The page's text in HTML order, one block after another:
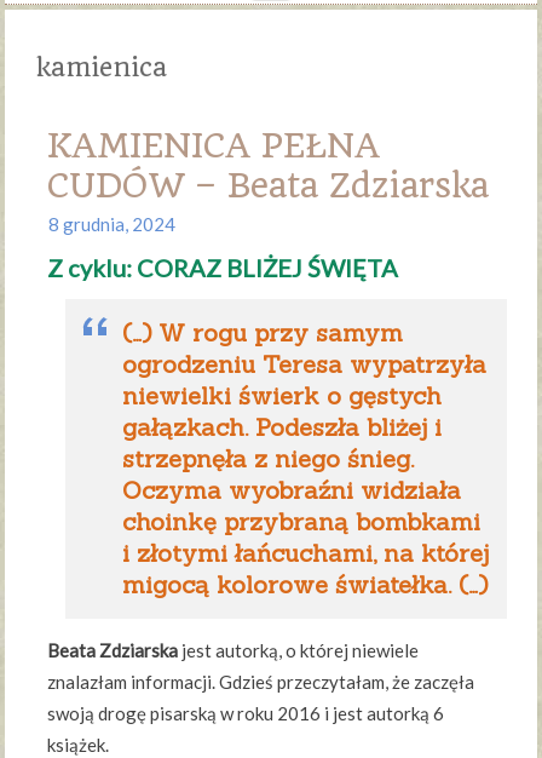
kamienica
KAMIENICA PEŁNA
CUDÓW – Beata Zdziarska
8 grudnia, 2024
Z cyklu: CORAZ BLIŻEJ ŚWIĘTA
(…) W rogu przy samym
ogrodzeniu Teresa wypatrzyła
niewielki świerk o gęstych
gałązkach. Podeszła bliżej i
strzepnęła z niego śnieg.
Oczyma wyobraźni widziała
choinkę przybraną bombkami
i złotymi łańcuchami, na której
migocą kolorowe światełka. (…)
Beata Zdziarska jest autorką, o której niewiele
znalazłam informacji. Gdzieś przeczytałam, że zaczęła
swoją drogę pisarską w roku 2016 i jest autorką 6
książek.